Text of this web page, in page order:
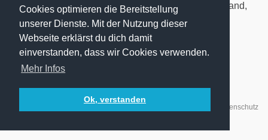
Cookies optimieren die Bereitstellung
unserer Dienste. Mit der Nutzung dieser
Webseite erklärst du dich damit
einverstanden, dass wir Cookies verwenden.
Mehr Infos
Ok, verstanden
Wir trainieren auch mit Handgeräten wie z. B. Theraband,
Stab, Pezzi- Bälle, Ballkissen oder Chi- Bällen.
In den Sommerferien treffen wir uns als Ersatz für die
Gymnastik zum walken.
Datenschutz